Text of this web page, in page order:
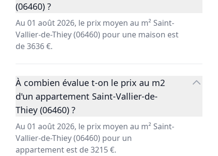
(06460) ?
Au 01 août 2026, le prix moyen au m² Saint-
Vallier-de-Thiey (06460) pour une maison est
de 3636 €.
À combien évalue t-on le prix au m2
d'un appartement Saint-Vallier-de-
Thiey (06460) ?
Au 01 août 2026, le prix moyen au m² Saint-
Vallier-de-Thiey (06460) pour un
appartement est de 3215 €.